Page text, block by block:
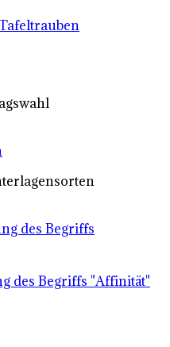
des Begriffs
des Begriffs "Affinität"